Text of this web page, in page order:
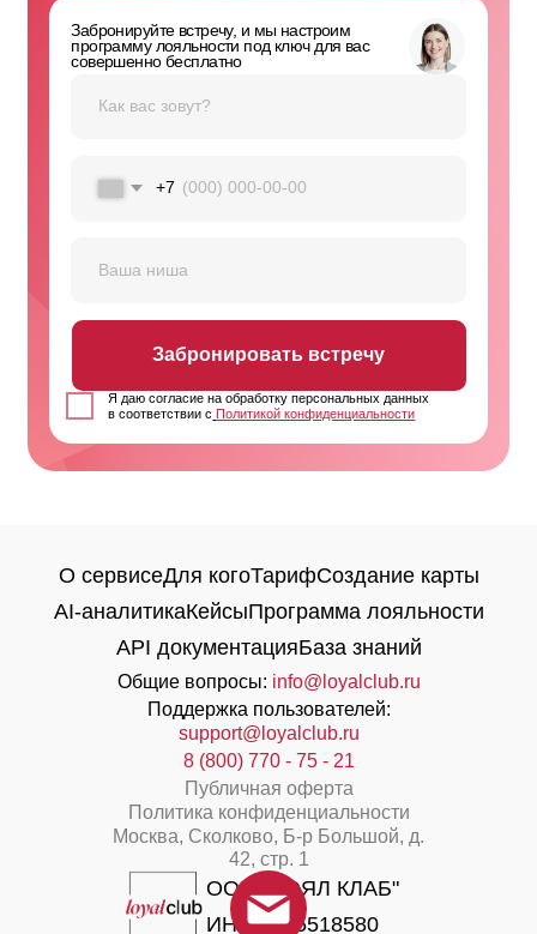
AI-аналитикаКейсыПрограмма лояльности
Поддержка пользователей:
8 (800) 770 - 75 - 21
Публичная оферта
Политика конфиденциальности
42, стр. 1